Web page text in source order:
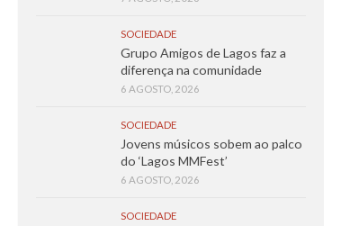
SOCIEDADE
Grupo Amigos de Lagos faz a
diferença na comunidade
6 AGOSTO, 2026
SOCIEDADE
Jovens músicos sobem ao palco
do ‘Lagos MMFest’
6 AGOSTO, 2026
SOCIEDADE